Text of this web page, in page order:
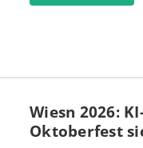
Wiesn 2026:
Oktoberfest